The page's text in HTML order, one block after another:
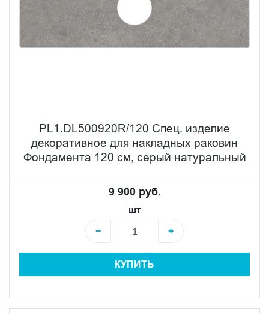
PL1.DL500920R/120 Спец. изделие
декоративное для накладных раковин
Фондамента 120 см, серый натуральный
9 900 руб.
шт
−
+
КУПИТЬ